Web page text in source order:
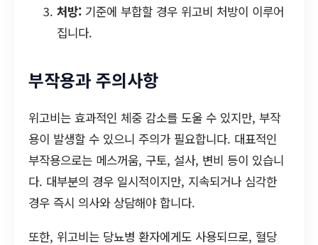
처방: 기준에 부합할 경우 위고비 처방이 이루어
집니다.
부작용과 주의사항
위고비는 효과적인 체중 감소를 도울 수 있지만, 부작
용이 발생할 수 있으니 주의가 필요합니다. 대표적인
부작용으로는 메스꺼움, 구토, 설사, 변비 등이 있습니
다. 대부분의 경우 일시적이지만, 지속되거나 심각한
경우 즉시 의사와 상담해야 합니다.
또한, 위고비는 당뇨병 환자에게도 사용되므로, 혈당